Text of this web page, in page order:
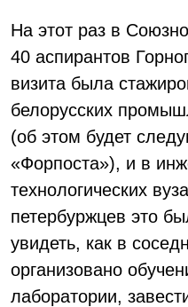
На этот раз в
40 аспирантов
визита была
белорусских
(об этом будет
«Форпоста»), и в
технологических
петербуржцев это
увидеть, как в
организовано
лаборатории,